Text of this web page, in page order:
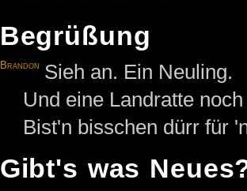
Begrüßung
Brandon Sieh an. Ein Neuling.
Und eine Landratte
Bist'n bisschen dürr für
Gibt's was